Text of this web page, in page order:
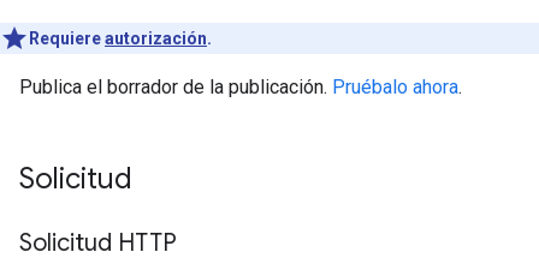
Requiereautorización.
Publica el borrador de la publicación. Pruébalo ahora.
Solicitud
Solicitud HTTP